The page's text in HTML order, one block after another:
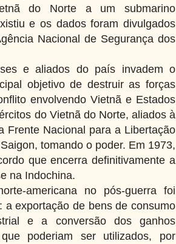
do Norte a um submarino
e os dados foram divulgados
Nacional de Segurança dos
e aliados do país invadem o
objetivo de destruir as forças
envolvendo Vietnã e Estados
do Vietnã do Norte, aliados à
Frente Nacional para a Libertação
tomando o poder. Em 1973,
que encerra definitivamente a
na Indochina.
americana no pós-guerra foi
a exportação de bens de consumo
e a conversão dos ganhos
poderiam ser utilizados, por